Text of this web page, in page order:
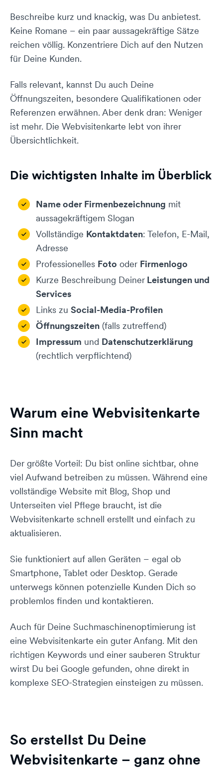
Beschreibe kurz und knackig, was Du anbietest.
Keine Romane – ein paar aussagekräftige Sätze
reichen völlig. Konzentriere Dich auf den Nutzen
für Deine Kunden.
Falls relevant, kannst Du auch Deine
Öffnungszeiten, besondere Qualifikationen oder
Referenzen erwähnen. Aber denk dran: Weniger
ist mehr. Die Webvisitenkarte lebt von ihrer
Übersichtlichkeit.
Die wichtigsten Inhalte im Überblick
Name oder Firmenbezeichnung mit
aussagekräftigem Slogan
Vollständige Kontaktdaten: Telefon, E-Mail,
Adresse
Professionelles Foto oder Firmenlogo
Kurze Beschreibung Deiner Leistungen und
Services
Links zu Social-Media-Profilen
Öffnungszeiten (falls zutreffend)
Impressum und Datenschutzerklärung
(rechtlich verpflichtend)
Warum eine Webvisitenkarte
Sinn macht
Der größte Vorteil: Du bist online sichtbar, ohne
viel Aufwand betreiben zu müssen. Während eine
vollständige Website mit Blog, Shop und
Unterseiten viel Pflege braucht, ist die
Webvisitenkarte schnell erstellt und einfach zu
aktualisieren.
Sie funktioniert auf allen Geräten – egal ob
Smartphone, Tablet oder Desktop. Gerade
unterwegs können potenzielle Kunden Dich so
problemlos finden und kontaktieren.
Auch für Deine Suchmaschinenoptimierung ist
eine Webvisitenkarte ein guter Anfang. Mit den
richtigen Keywords und einer sauberen Struktur
wirst Du bei Google gefunden, ohne direkt in
komplexe SEO-Strategien einsteigen zu müssen.
So erstellst Du Deine
Webvisitenkarte – ganz ohne